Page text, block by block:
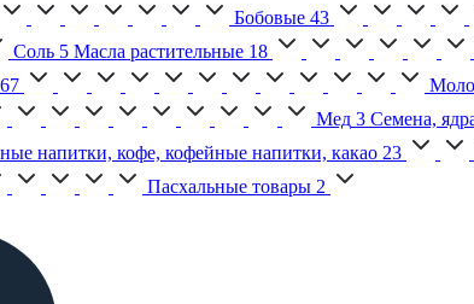
Бобовые 43
Соль 5 Масла растительные 18
67
Мед 3 Семена,
напитки, кофе, кофейные напитки, какао 23
Пасхальные товары 2